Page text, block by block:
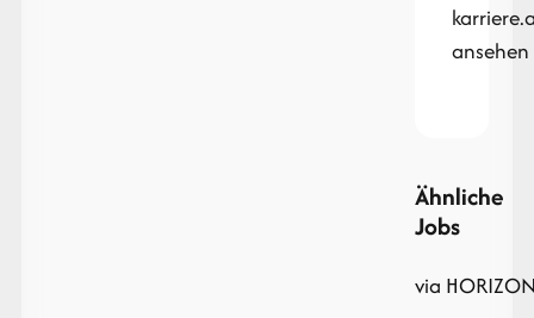
ansehen
Ähnliche
Jobs
via